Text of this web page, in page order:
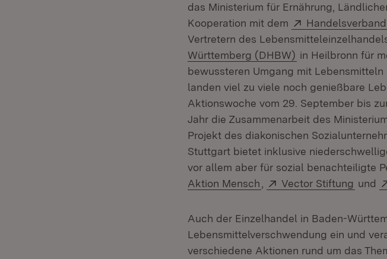
das Ministerium für Ernährung,
Kooperation mit dem
Extern:
Vertretern des
Württemberg (DHBW) (Öffnet in neuem
in Heilbronn für
bewussteren Umgang mit
landen viel zu viele noch genießbare
Aktionswoche vom 29. September bis
Jahr die Zusammenarbeit des
Projekt des diakonischen
Stuttgart bietet inklusive
vor allem aber für sozial benachteiligte
Aktion Mensch (Öffnet in neuem Fenster)
Extern:
Vector Stiftung und
Auch der Einzelhandel in Baden-
Lebensmittelverschwendung ein und
verschiedene Aktionen rund um das